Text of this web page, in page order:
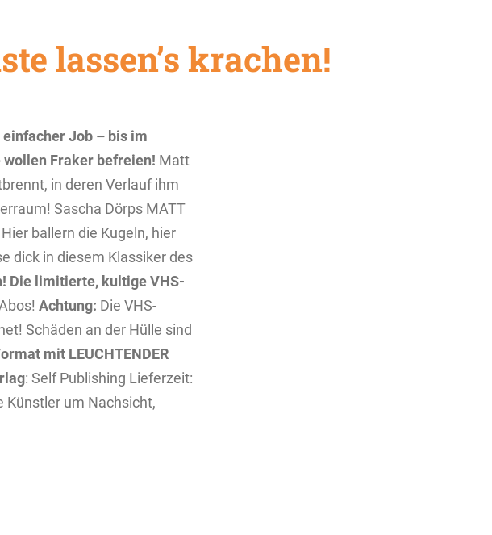
lassen’s krachen!
einfacher Job – bis im
Fraker befreien! Matt
in deren Verlauf ihm
Sascha Dörps MATT
ballern die Kugeln, hier
dick in diesem Klassiker des
Die limitierte, kultige VHS-
Achtung: Die VHS-
Schäden an der Hülle sind
mit LEUCHTENDER
: Self Publishing Lieferzeit:
um Nachsicht,